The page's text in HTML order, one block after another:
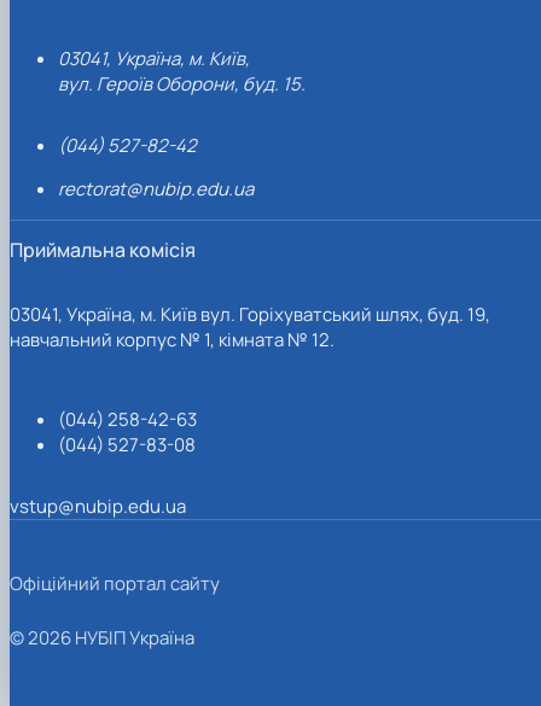
03041, Україна, м. Київ,
вул. Героїв Оборони, буд. 15.
(044) 527-82-42
rectorat@nubip.edu.ua
Приймальна комісія
03041, Україна, м. Київ вул. Горіхуватський шлях, буд. 19,
навчальний корпус № 1, кімната № 12.
(044) 258-42-63
(044) 527-83-08
vstup@nubip.edu.ua
Офіційний портал сайту
© 2026 НУБІП Україна